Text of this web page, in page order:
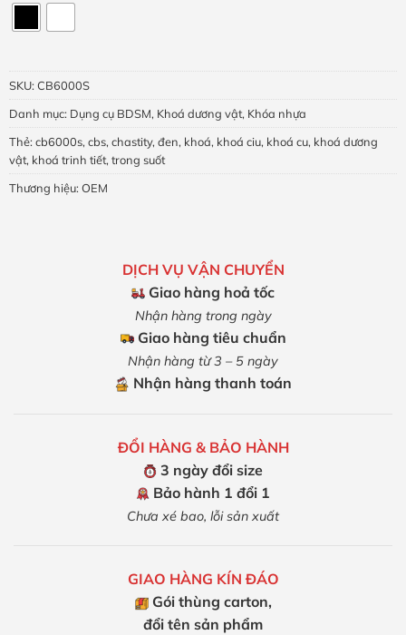
SKU: CB6000S
Danh mục: Dụng cụ BDSM, Khoá dương vật, Khóa nhựa
Thẻ: cb6000s, cbs, chastity, đen, khoá, khoá ciu, khoá cu, khoá dương
vật, khoá trinh tiết, trong suốt
Thương hiệu: OEM
DỊCH VỤ VẬN CHUYỂN
Giao hàng hoả tốc
Nhận hàng trong ngày
Giao hàng tiêu chuẩn
Nhận hàng từ 3 – 5 ngày
Nhận hàng thanh toán
ĐỔI HÀNG & BẢO HÀNH
3 ngày đổi size
Bảo hành 1 đổi 1
Chưa xé bao, lỗi sản xuất
GIAO HÀNG KÍN ĐÁO
Gói thùng carton,
đổi tên sản phẩm